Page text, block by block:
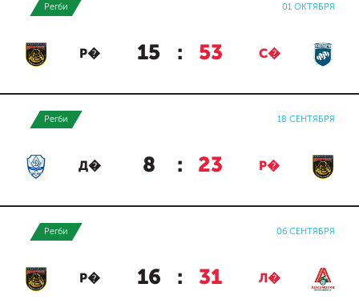
Регби 01 ОКТЯБРЯ
Р� 15 : 53 С�
Регби 18 СЕНТЯБРЯ
Д� 8 : 23 Р�
Регби 06 СЕНТЯБРЯ
Р� 16 : 31 Л�